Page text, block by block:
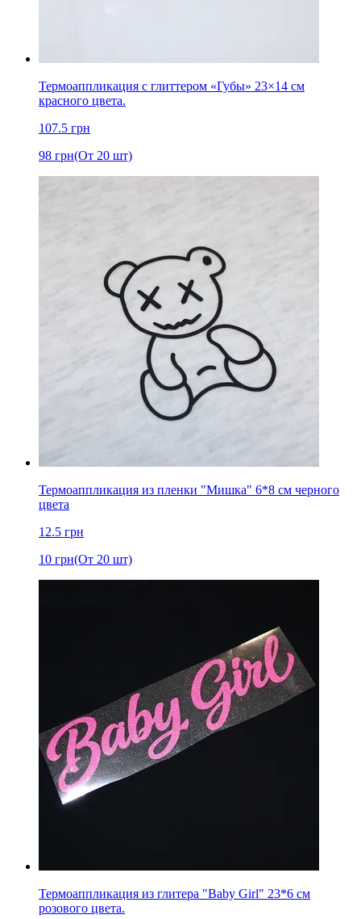
Термоаппликация с глиттером «Губы» 23×14 см
красного цвета.
107.5 грн
98 грн(От 20 шт)
Термоаппликация из пленки "Мишка" 6*8 cм черного
цвета
12.5 грн
10 грн(От 20 шт)
Термоаппликация из глитера "Baby Girl" 23*6 см
розового цвета.